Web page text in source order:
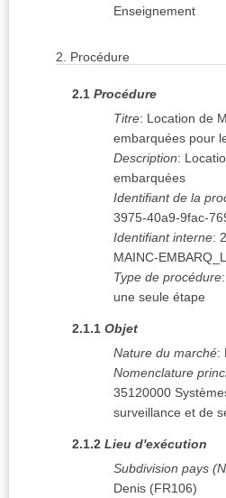
Enseignement
2. Procédure
2.1 Procédure
Titre: Location de
embarquées pour
Description:
embarquées
Identifiant de la
3975-40a9-9fac-
Identifiant interne:
MAINC-
Type de procédure:
une seule étape
2.1.1 Objet
Nature du marché:
Nomenclature
35120000
surveillance et de
2.1.2 Lieu d'exécution
Subdivision pays
Denis (FR106)